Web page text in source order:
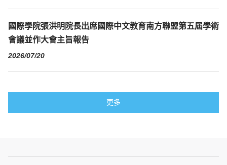
國際學院張洪明院長出席國際中文教育南方聯盟第五屆學術
會議並作大會主旨報告
2026/07/20
更多